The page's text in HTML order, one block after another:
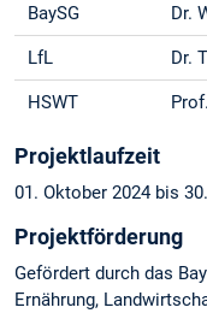
BaySG Dr.
LfL Dr.
HSWT
Projektlaufzeit
01. Oktober 2024 bis
Projektförderung
Gefördert durch das
Ernährung,